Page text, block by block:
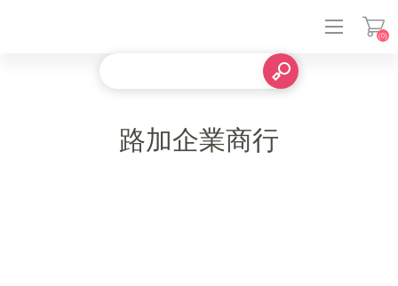
(0)
路加企業商行